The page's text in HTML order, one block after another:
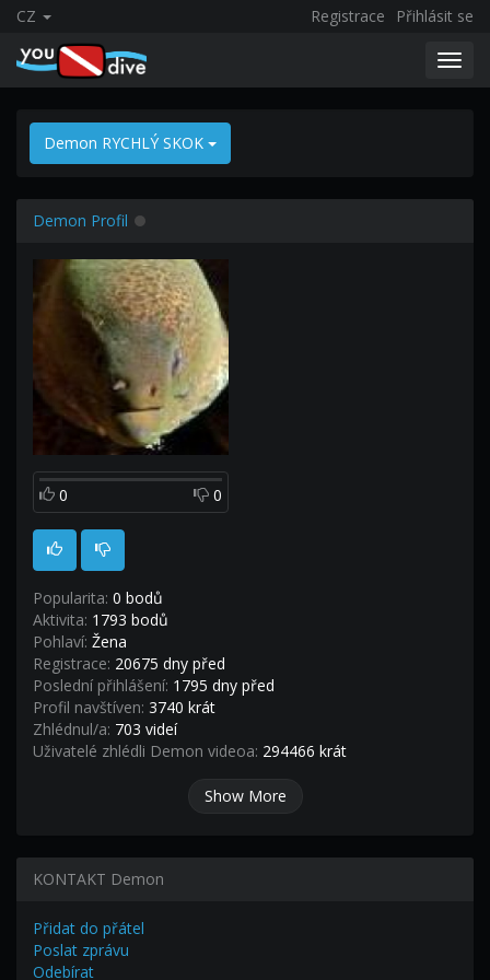
CZ Registrace Přihlásit se
Demon RYCHLÝ SKOK
Demon Profil
0 0
Popularita: 0 bodů
Aktivita: 1793 bodů
Pohlaví: Žena
Registrace: 20675 dny před
Poslední přihlášení: 1795 dny před
Profil navštíven: 3740 krát
Zhlédnul/a: 703 videí
Uživatelé zhlédli Demon videoa: 294466 krát
Show More
KONTAKT Demon
Přidat do přátel
Poslat zprávu
Odebírat